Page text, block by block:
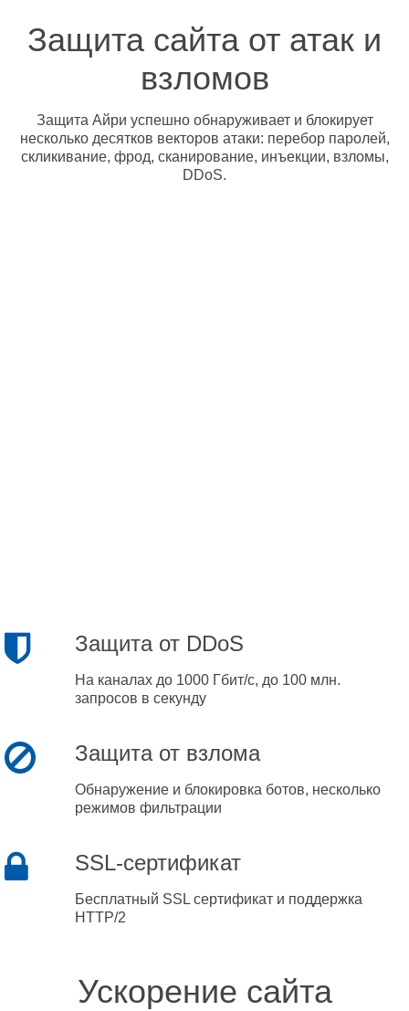
Защита сайта от атак и
взломов
Защита Айри успешно обнаруживает и блокирует
несколько десятков векторов атаки: перебор паролей,
скликивание, фрод, сканирование, инъекции, взломы,
DDoS.
Защита от DDoS
На каналах до 1000 Гбит/с, до 100 млн.
запросов в секунду
Защита от взлома
Обнаружение и блокировка ботов, несколько
режимов фильтрации
SSL-сертификат
Бесплатный SSL сертификат и поддержка
HTTP/2
Ускорение сайта